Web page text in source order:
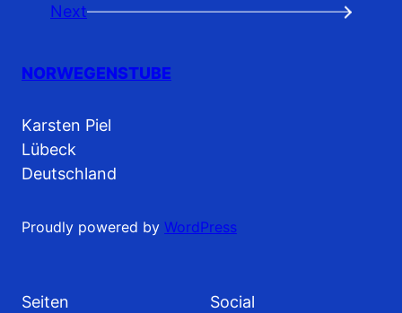
Next
→
NORWEGENSTUBE
Karsten Piel
Lübeck
Deutschland
Proudly powered by WordPress
Seiten Social